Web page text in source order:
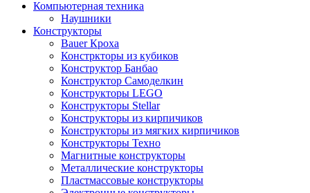
Компьютерная техника
Наушники
Конструкторы
Bauer Кроха
Констркторы из кубиков
Конструктор Банбао
Конструктор Самоделкин
Конструкторы LEGO
Конструкторы Stellar
Конструкторы из кирпичиков
Конструкторы из мягких кирпичиков
Конструкторы Техно
Магнитные конструкторы
Металлические конструкторы
Пластмассовые конструкторы